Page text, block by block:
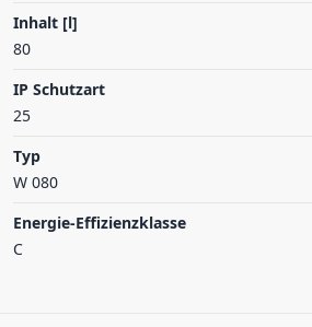
Inhalt [l]
80
IP Schutzart
25
Typ
W 080
Energie-Effizienzklasse
C